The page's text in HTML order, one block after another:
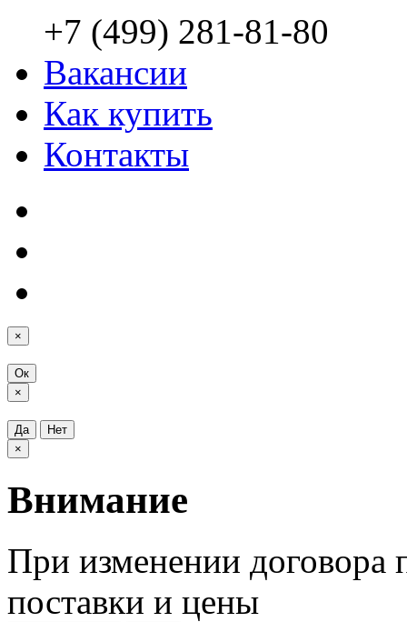
+7 (499) 281-81-80
Вакансии
Как купить
Контакты
×
Ок
×
Да
Нет
×
Внимание
При изменении договора
поставки и цены